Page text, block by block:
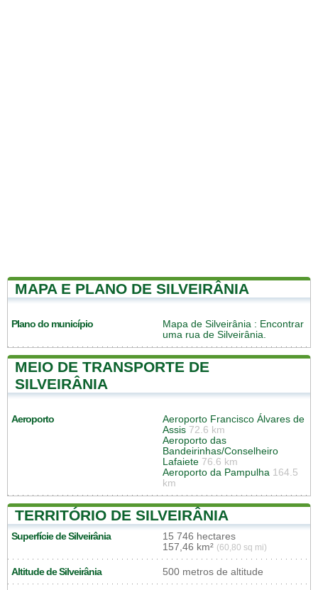
MAPA E PLANO DE SILVEIRÂNIA
Plano do município Mapa de Silveirânia : Encontrar
uma rua de Silveirânia.
MEIO DE TRANSPORTE DE
SILVEIRÂNIA
Aeroporto
Aeroporto Francisco Álvares de
Assis 72.6 km
Aeroporto das
Bandeirinhas/Conselheiro
Lafaiete 76.6 km
Aeroporto da Pampulha 164.5
km
TERRITÓRIO DE SILVEIRÂNIA
Superfície de Silveirânia
15 746 hectares
157,46 km² (60,80 sq mi)
Altitude de Silveirânia 500 metros de altitude